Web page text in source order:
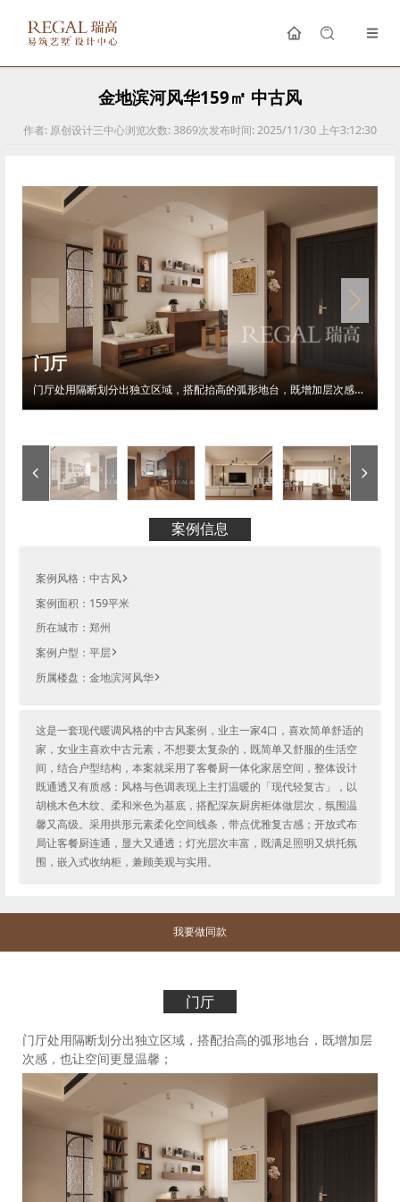
金地滨河风华159㎡ 中古风
作者: 原创设计三中心浏览次数: 3869次发布时间:2025/11/30 上午3:12:30
门厅
门厅处用隔断划分出独立区域，搭配抬高的弧形地台，既增加层次感，也让空间更显温馨；
案例信息
案例风格：中古风
案例面积： 159平米
所在城市：郑州
案例户型：平层
所属楼盘：金地滨河风华
这是一套现代暖调风格的中古风案例，业主一家4口，喜欢简单舒适的
家，女业主喜欢中古元素，不想要太复杂的，既简单又舒服的生活空
间，结合户型结构，本案就采用了客餐厨一体化家居空间，整体设计
既通透又有质感：风格与色调表现上主打温暖的「现代轻复古」，以
胡桃木色木纹、柔和米色为基底，搭配深灰厨房柜体做层次，氛围温
馨又高级。采用拱形元素柔化空间线条，带点优雅复古感；开放式布
局让客餐厨连通，显大又通透；灯光层次丰富，既满足照明又烘托氛
围，嵌入式收纳柜，兼顾美观与实用。
我要做同款
门厅
门厅处用隔断划分出独立区域，搭配抬高的弧形地台，既增加层
次感，也让空间更显温馨；